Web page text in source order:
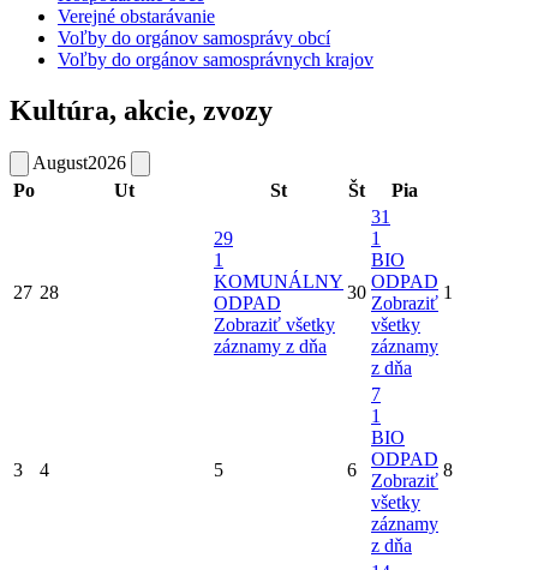
Verejné obstarávanie
Voľby do orgánov samosprávy obcí
Voľby do orgánov samosprávnych krajov
Kultúra, akcie, zvozy
August2026
Po
Ut St Št Pia
27 28
29
1
KOMUNÁLNY
ODPAD
Zobraziť všetky
záznamy z dňa
30
31
1
BIO
ODPAD
Zobraziť
všetky
záznamy
z dňa
1
3 4 5 6
7
1
BIO
ODPAD
Zobraziť
všetky
záznamy
z dňa
8